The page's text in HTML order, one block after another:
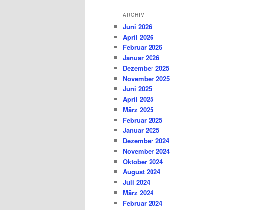
ARCHIV
Juni 2026
April 2026
Februar 2026
Januar 2026
Dezember 2025
November 2025
Juni 2025
April 2025
März 2025
Februar 2025
Januar 2025
Dezember 2024
November 2024
Oktober 2024
August 2024
Juli 2024
März 2024
Februar 2024